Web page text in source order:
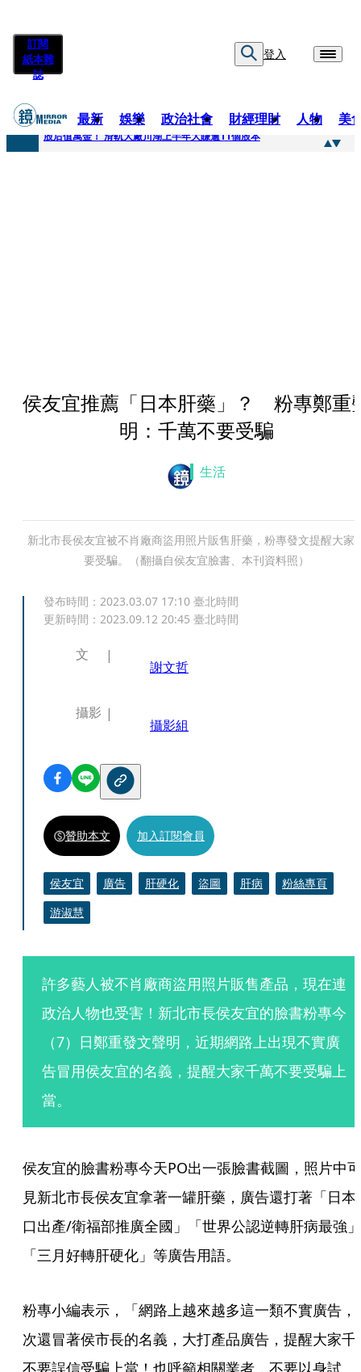
訂閱
紙本雜
誌
登入
最新 娛樂 政治社會 財經理財 人物 美
快訊
股后值萬金！ 滑軌大廠川湖上半年大賺逾11個股本
侯友宜推薦「日本肝藥」？ 粉專鄭重
明：千萬不要受騙
生活
新北市長侯友宜被不肖廠商盜用照片販售肝藥，粉專發文提醒大家
要受騙。（翻攝自侯友宜臉書、本刊資料照）
發布時間： 2023.03.07 17:10 臺北時間
更新時間： 2023.09.12 20:45 臺北時間
文
謝文哲
攝影
攝影組
贊助本文 加入訂閱會員
侯友宜 廣告 肝硬化 盜圖 肝病
粉絲專頁
游淑慧
許多藝人被不肖廠商盜用照片販售產品，現在連
政治人物也受害！新北市長侯友宜的臉書粉專今
（7）日鄭重發文聲明，近期網路上出現不實廣
告冒用侯友宜的名義，提醒大家千萬不要受騙上
當。
侯友宜的臉書粉專今天PO出一張臉書截圖，照片中可
見新北市長侯友宜拿著一罐肝藥，廣告還打著「日本
口出產/衛福部推廣全國」「世界公認逆轉肝病最強」
「三月好轉肝硬化」等廣告用語。
粉專小編表示，「網路上越來越多這一類不實廣告，
次還冒著侯市長的名義，大打產品廣告，提醒大家千
不要誤信受騙上當！也呼籲相關業者，不要以身試